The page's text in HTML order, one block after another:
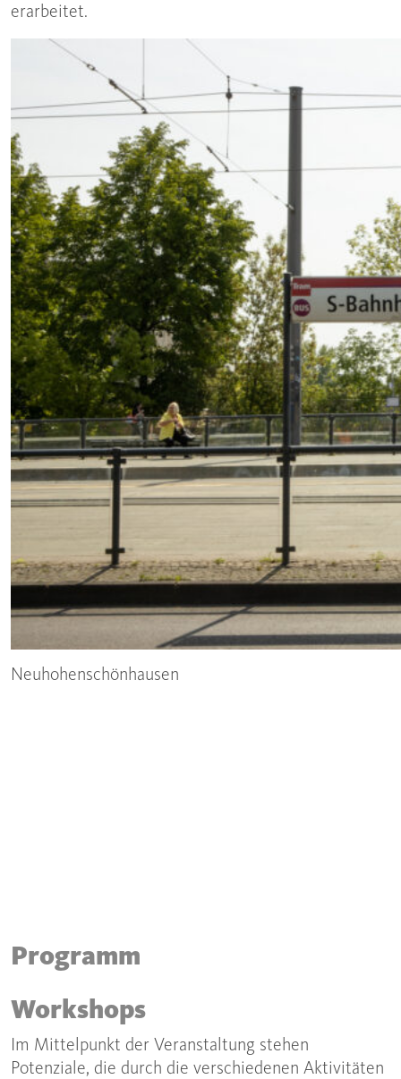
erarbeitet.
Neuhohenschönhausen
Programm
Workshops
Im Mittelpunkt der Veranstaltung stehen
Potenziale, die durch die verschiedenen Aktivitäten